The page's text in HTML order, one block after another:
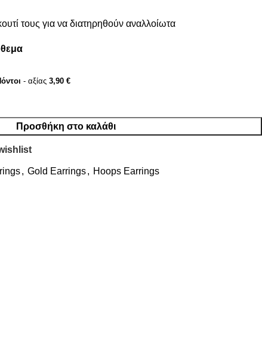
τους για να διατηρηθούν αναλλοίωτα
- αξίας 3,90 €
Προσθήκη στο καλάθι
, Gold Earrings, Hoops Earrings